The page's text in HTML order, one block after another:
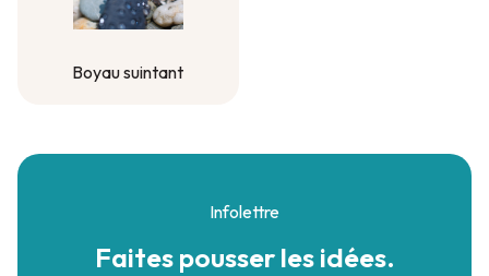
Boyau suintant
Infolettre
Faites pousserles idées.